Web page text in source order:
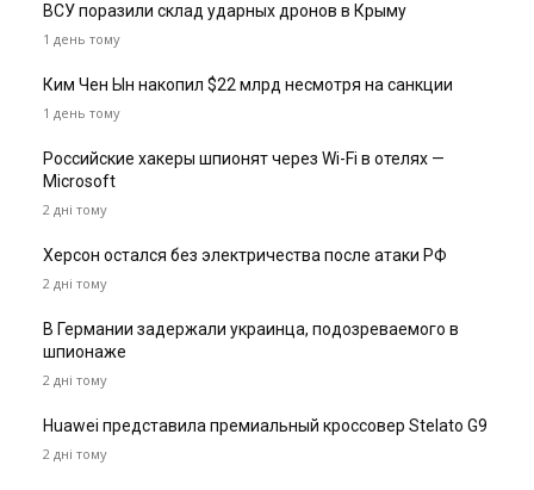
ВСУ поразили склад ударных дронов в Крыму
1 день тому
Ким Чен Ын накопил $22 млрд несмотря на санкции
1 день тому
Российские хакеры шпионят через Wi-Fi в отелях —
Microsoft
2 дні тому
Херсон остался без электричества после атаки РФ
2 дні тому
В Германии задержали украинца, подозреваемого в
шпионаже
2 дні тому
Huawei представила премиальный кроссовер Stelato G9
2 дні тому